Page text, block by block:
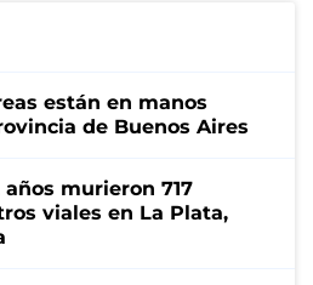
están en manos
de Buenos Aires
murieron 717
viales en La Plata,